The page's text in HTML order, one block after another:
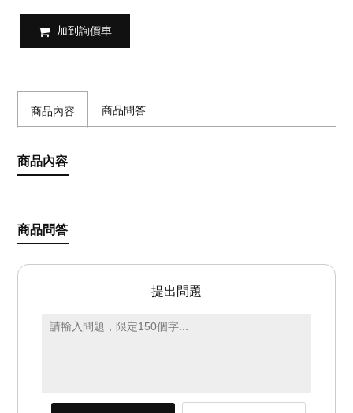
加到詢價車
商品內容 商品問答
商品內容
商品問答
提出問題